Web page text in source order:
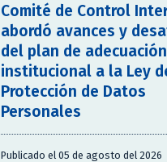
Comité de Control
abordó avances y
del plan de adecuación
institucional a la Ley
Protección de Datos
Personales
Publicado el 05 de agosto del 2026